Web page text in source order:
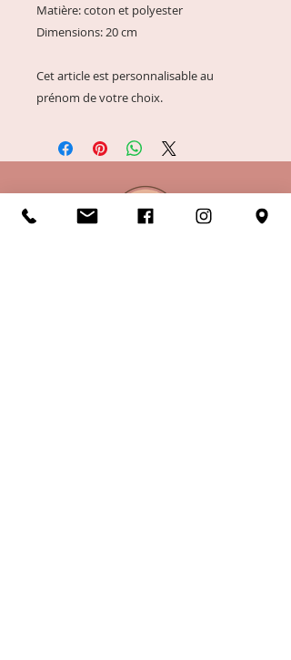
Matière: coton et polyester
Dimensions: 20 cm
Cet article est personnalisable au
prénom de votre choix.